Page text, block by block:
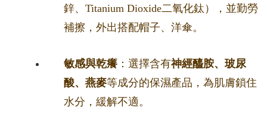
鋅、Titanium Dioxide二氧化鈦），並勤勞
補擦，外出搭配帽子、洋傘。
敏感與乾癢 ：選擇含有神經醯胺、玻尿
酸、燕麥等成分的保濕產品，為肌膚鎖住
水分，緩解不適。